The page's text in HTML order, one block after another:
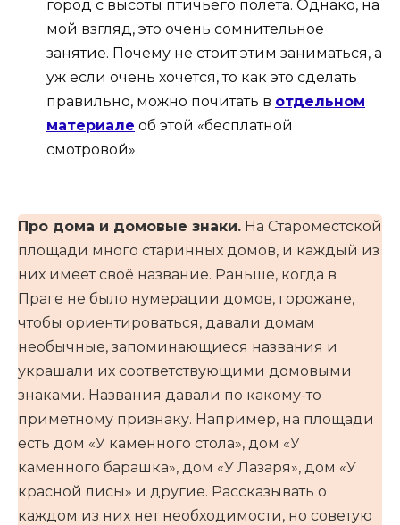
город с высоты птичьего полета. Однако, на
мой взгляд, это очень сомнительное
занятие. Почему не стоит этим заниматься, а
уж если очень хочется, то как это сделать
правильно, можно почитать в отдельном
материале об этой «бесплатной
смотровой».
Про дома и домовые знаки. На Староместской
площади много старинных домов, и каждый из
них имеет своё название. Раньше, когда в
Праге не было нумерации домов, горожане,
чтобы ориентироваться, давали домам
необычные, запоминающиеся названия и
украшали их соответствующими домовыми
знаками. Названия давали по какому-то
приметному признаку. Например, на площади
есть дом «У каменного стола», дом «У
каменного барашка», дом «У Лазаря», дом «У
красной лисы» и другие. Рассказывать о
каждом из них нет необходимости, но советую